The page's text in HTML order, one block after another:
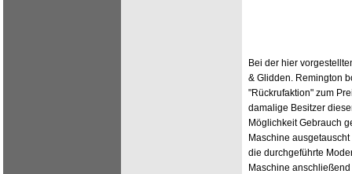
Bei der hier
& Glidden. Remington
"Rückrufaktion" zum
damalige Besitzer
Möglichkeit Gebrauch
Maschine
die durchgeführte
Maschine